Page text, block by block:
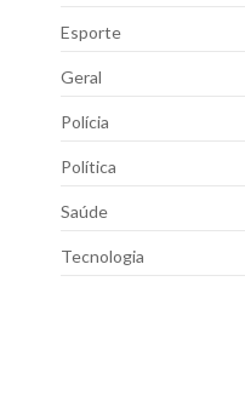
Esporte
Geral
Polícia
Política
Saúde
Tecnologia